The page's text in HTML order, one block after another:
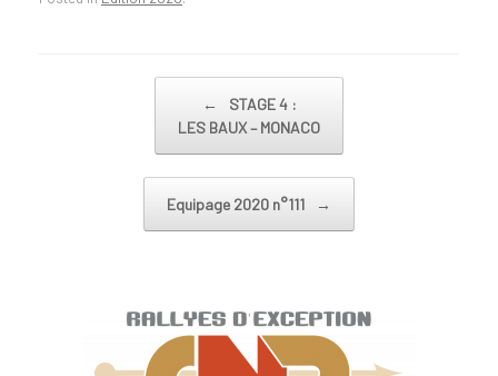
←
STAGE 4 :
LES BAUX – MONACO
Equipage 2020 n°111 →